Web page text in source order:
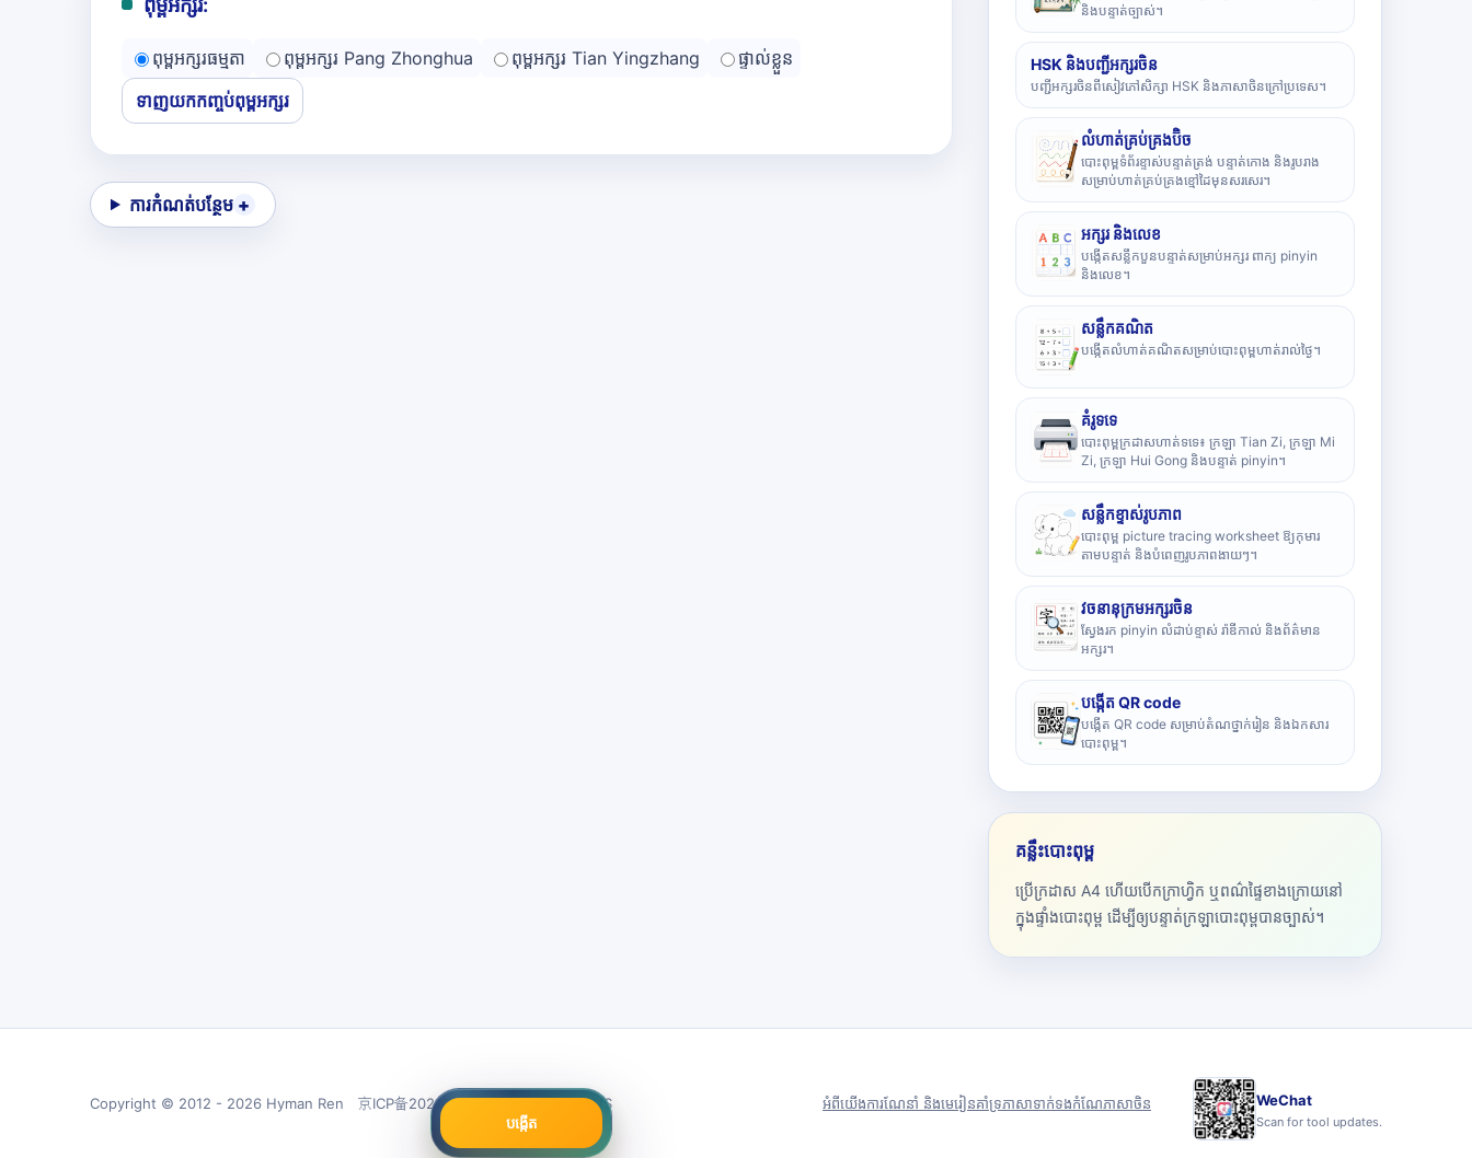
ពុម្ពអក្សរ:
ពុម្ពអក្សរធម្មតា ពុម្ពអក្សរ Pang Zhonghua ពុម្ពអក្សរ Tian Yingzhang
ផ្ទាល់ខ្លួន
ទាញយកកញ្ចប់ពុម្ពអក្សរ
ការកំណត់បន្ថែម
បង្កើត
និងបន្ទាត់ច្បាស់។
HSK និងបញ្ជីអក្សរចិន
បញ្ជីអក្សរចិនពីសៀវភៅសិក្សា HSK និងភាសាចិនក្រៅប្រទេស។
លំហាត់គ្រប់គ្រងប៊ិច
បោះពុម្ពទំព័រខ្ទាស់បន្ទាត់ត្រង់ បន្ទាត់កោង និងរូបរាង
សម្រាប់ហាត់គ្រប់គ្រងខ្មៅដៃមុនសរសេរ។
អក្សរ និងលេខ
បង្កើតសន្លឹកបួនបន្ទាត់សម្រាប់អក្សរ ពាក្យ pinyin
និងលេខ។
សន្លឹកគណិត
បង្កើតលំហាត់គណិតសម្រាប់បោះពុម្ពហាត់រាល់ថ្ងៃ។
គំរូទទេ
បោះពុម្ពក្រដាសហាត់ទទេ៖ ក្រឡា Tian Zi, ក្រឡា Mi
Zi, ក្រឡា Hui Gong និងបន្ទាត់ pinyin។
សន្លឹកខ្ទាស់រូបភាព
បោះពុម្ព picture tracing worksheet ឱ្យកុមារ
តាមបន្ទាត់ និងបំពេញរូបភាពងាយៗ។
វចនានុក្រមអក្សរចិន
ស្វែងរក pinyin លំដាប់ខ្ទាស់ រ៉ាឌីកាល់ និងព័ត៌មាន
អក្សរ។
បង្កើត QR code
បង្កើត QR code សម្រាប់តំណថ្នាក់រៀន និងឯកសារ
បោះពុម្ព។
គន្លឹះបោះពុម្ព
ប្រើក្រដាស A4 ហើយបើកក្រាហ្វិក ឬពណ៌ផ្ទៃខាងក្រោយនៅ
ក្នុងផ្ទាំងបោះពុម្ព ដើម្បីឲ្យបន្ទាត់ក្រឡាបោះពុម្ពបានច្បាស់។
Copyright © 2012 - 2026 Hyman Ren 京ICP备2021026679号 Server in: US អំពីយើងការណែនាំ និងមេរៀនគាំទ្រភាសាទាក់ទងកំណែភាសាចិន WeChat
Scan for tool updates.